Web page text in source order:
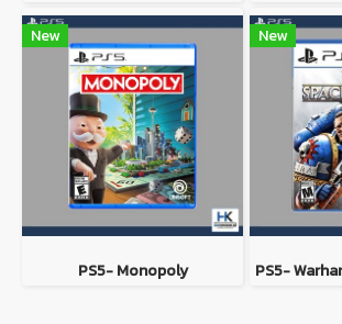
New
PS5- Monopoly
New